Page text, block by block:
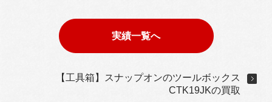
実績一覧へ
【工具箱】スナップオンのツールボックス
CTK19JKの買取